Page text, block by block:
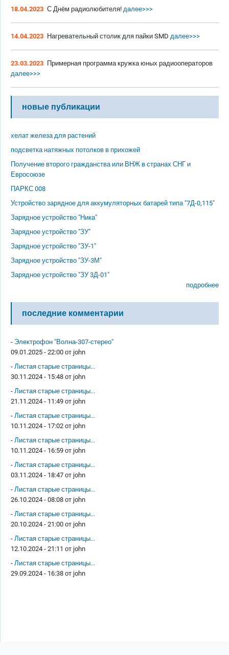
18.04.2023 С Днём радиолюбителя! далее>>>
14.04.2023 Нагревательный столик для пайки SMD далее>>>
23.03.2023 Примерная программа кружка юных радиооператоров
далее>>>
новые публикации
хелат железа для растений
подсветка натяжных потолков в прихожей
Получение второго гражданства или ВНЖ в странах СНГ и
Евросоюзе
ПАРКС 008
Устройство зарядное для аккумуляторных батарей типа "7Д-0,115"
Зарядное устройство "Ника"
Зарядное устройство "ЗУ"
Зарядное устройство "ЗУ-1"
Зарядное устройство "ЗУ-3М"
Зарядное устройство "ЗУ 3Д-01"
подробнее
последние комментарии
- Электрофон "Волна-307-стерео"
09.01.2025 - 22:00 от john
- Листая старые страницы...
30.11.2024 - 15:48 от john
- Листая старые страницы...
21.11.2024 - 11:49 от john
- Листая старые страницы...
10.11.2024 - 17:02 от john
- Листая старые страницы...
10.11.2024 - 16:59 от john
- Листая старые страницы...
03.11.2024 - 18:47 от john
- Листая старые страницы...
26.10.2024 - 08:08 от john
- Листая старые страницы...
20.10.2024 - 21:00 от john
- Листая старые страницы...
12.10.2024 - 21:11 от john
- Листая старые страницы...
29.09.2024 - 16:38 от john